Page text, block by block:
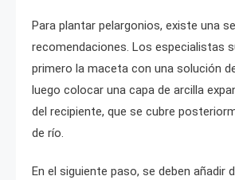
Para plantar pelargonios, existe una
recomendaciones. Los especialistas
primero la maceta con una solución
luego colocar una capa de arcilla
del recipiente, que se cubre
de río.
En el siguiente paso, se deben añadir